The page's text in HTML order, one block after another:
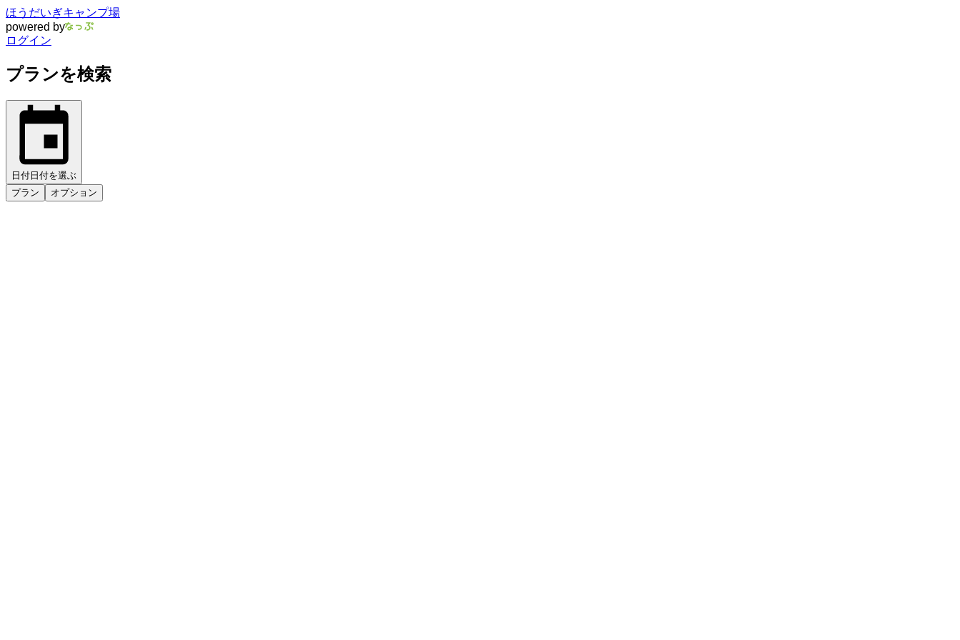
ほうだいぎキャンプ場
powered by
ログイン
プランを検索
日付 日付を選ぶ
プラン
オプション